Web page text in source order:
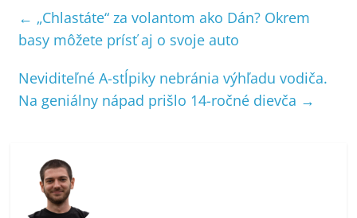
← „Chlastáte“ za volantom ako Dán? Okrem
basy môžete prísť aj o svoje auto
Neviditeľné A-stĺpiky nebránia výhľadu vodiča.
Na geniálny nápad prišlo 14-ročné dievča →